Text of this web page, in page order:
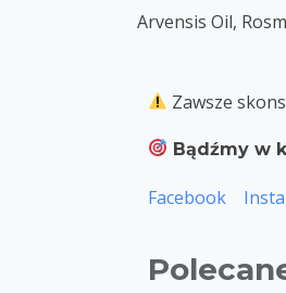
Arvensis Oil,
Zawsze
Bądźmy w
Facebook